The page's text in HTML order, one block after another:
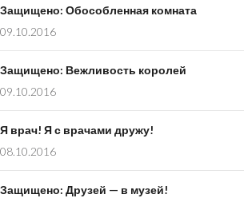
Защищено: Обособленная комната
09.10.2016
Защищено: Вежливость королей
09.10.2016
Я врач! Я с врачами дружу!
08.10.2016
Защищено: Друзей — в музей!